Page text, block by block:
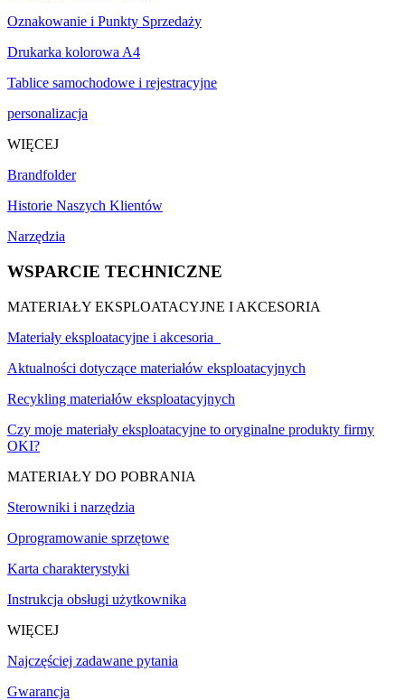
Oznakowanie i Punkty Sprzedaży
Drukarka kolorowa A4
Tablice samochodowe i rejestracyjne
personalizacja
WIĘCEJ
Brandfolder
Historie Naszych Klientów
Narzędzia
WSPARCIE TECHNICZNE
MATERIAŁY EKSPLOATACYJNE I AKCESORIA
Materiały eksploatacyjne i akcesoria
Aktualności dotyczące materiałów eksploatacyjnych
Recykling materiałów eksploatacyjnych
Czy moje materiały eksploatacyjne to oryginalne produkty firmy
OKI?
MATERIAŁY DO POBRANIA
Sterowniki i narzędzia
Oprogramowanie sprzętowe
Karta charakterystyki
Instrukcja obsługi użytkownika
WIĘCEJ
Najczęściej zadawane pytania
Gwarancja